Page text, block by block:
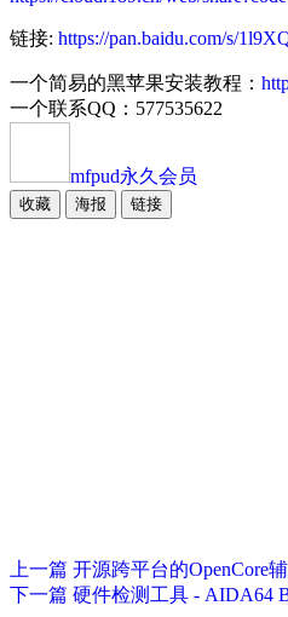
链接: https://pan.baidu.com/s/
一个简易的黑苹果安装教程：
一个联系QQ：577535622
mfpud永久会员
收藏 海报 链接
上一篇 开源跨平台的OpenCore
下一篇 硬件检测工具 - AIDA64